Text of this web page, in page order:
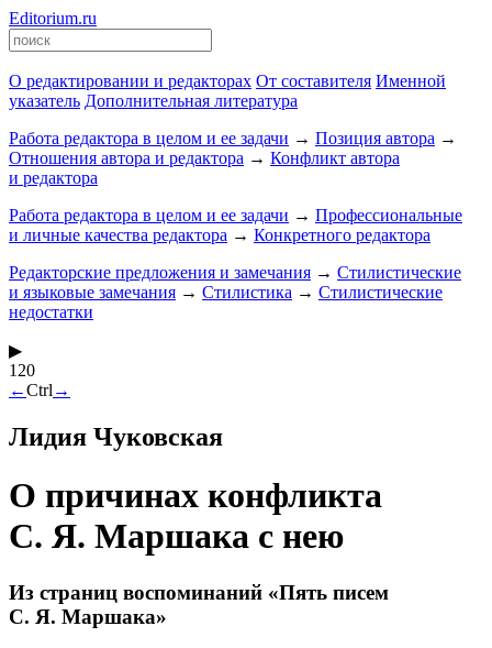
Editorium.ru
О редактировании и редакторах От составителя Именной
указатель Дополнительная литература
Работа редактора в целом и ее задачи → Позиция автора →
Отношения автора и редактора → Конфликт автора
и редактора
Работа редактора в целом и ее задачи → Профессиональные
и личные качества редактора → Конкретного редактора
Редакторские предложения и замечания → Стилистические
и языковые замечания → Стилистика → Стилистические
недостатки
▶
120
←Ctrl →
Лидия Чуковская
О причинах конфликта
С. Я. Маршака с нею
Из страниц воспоминаний «Пять писем
С. Я. Маршака»